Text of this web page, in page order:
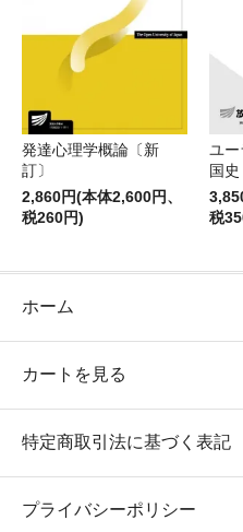
発達心理学概論〔新
訂〕
2,860円(本体2,600円、
税260円)
ユ
国史
税
ホーム
カートを見る
特定商取引法に基づく表記
プライバシーポリシー